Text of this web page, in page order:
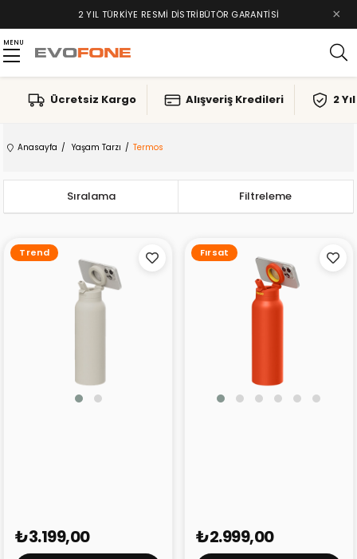
2 YIL TÜRKIYE RESMI DISTRIBÜTÖR GARANTISI ×
MENU
Ücretsiz Kargo Alışveriş Kredileri 2
Anasayfa Yaşam Tarzı Termos
Filtreleme
Sıralama
₺3.199,00
Trend
₺2.999,00
Fırsat